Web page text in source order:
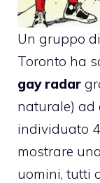
Un gruppo
Toronto ha
gay radar
naturale) ad
individuato
mostrare
uomini, tutti